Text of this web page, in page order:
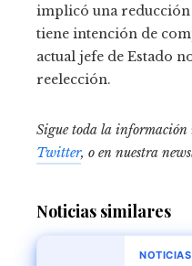
implicó una reducción
tiene intención de
actual jefe de Estado
reelección.
Sigue toda la
Twitter, o en nuestra
Noticias similares